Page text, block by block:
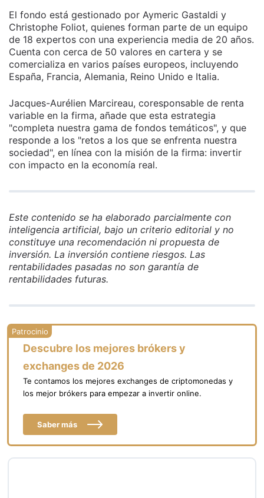
El fondo está gestionado por Aymeric Gastaldi y
Christophe Foliot, quienes forman parte de un equipo
de 18 expertos con una experiencia media de 20 años.
Cuenta con cerca de 50 valores en cartera y se
comercializa en varios países europeos, incluyendo
España, Francia, Alemania, Reino Unido e Italia.
Jacques-Aurélien Marcireau, coresponsable de renta
variable en la firma, añade que esta estrategia
"completa nuestra gama de fondos temáticos", y que
responde a los "retos a los que se enfrenta nuestra
sociedad", en línea con la misión de la firma: invertir
con impacto en la economía real.
Este contenido se ha elaborado parcialmente con
inteligencia artificial, bajo un criterio editorial y no
constituye una recomendación ni propuesta de
inversión. La inversión contiene riesgos. Las
rentabilidades pasadas no son garantía de
rentabilidades futuras.
Descubre los mejores brókers y
exchanges de 2026
Te contamos los mejores exchanges de criptomonedas y
los mejor brókers para empezar a invertir online.
Saber más